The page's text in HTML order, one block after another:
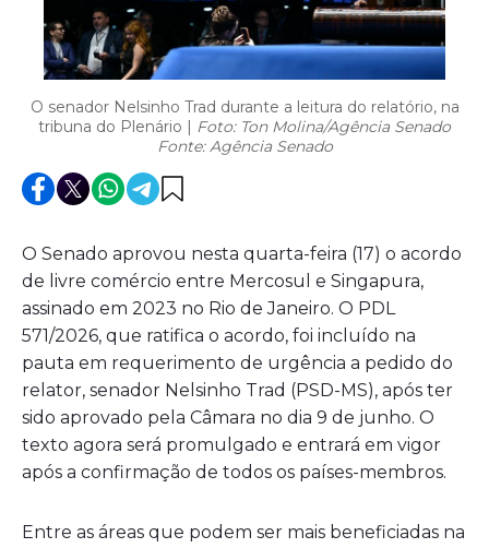
O senador Nelsinho Trad durante a leitura do relatório, na
tribuna do Plenário | Foto: Ton Molina/Agência Senado
Fonte: Agência Senado
O Senado aprovou nesta quarta-feira (17) o acordo
de livre comércio entre Mercosul e Singapura,
assinado em 2023 no Rio de Janeiro. O PDL
571/2026, que ratifica o acordo, foi incluído na
pauta em requerimento de urgência a pedido do
relator, senador Nelsinho Trad (PSD-MS), após ter
sido aprovado pela Câmara no dia 9 de junho. O
texto agora será promulgado e entrará em vigor
após a confirmação de todos os países-membros.
Entre as áreas que podem ser mais beneficiadas na